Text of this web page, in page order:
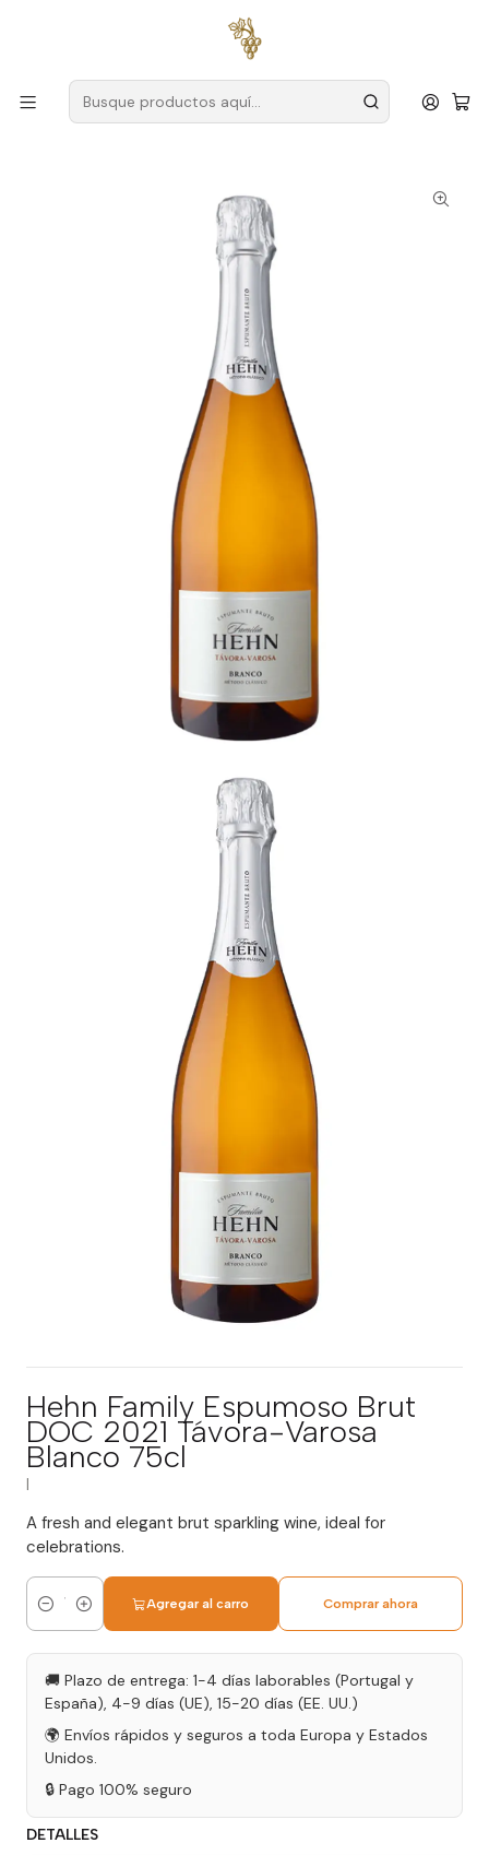
para pedidos superiores a
Productores Távora-Varosa
Familia Hehn
Hehn Family Espumoso Brut DOC 2021 Távora-Varosa
Blanco 75cl
Hehn Family Espumoso Brut
DOC 2021 Távora-Varosa
Blanco 75cl
A fresh and elegant brut sparkling wine, ideal for
celebrations.
Cantidad
Agregar al carro Comprar ahora
🚚 Plazo de entrega: 1-4 días laborables (Portugal y
España), 4-9 días (UE), 15-20 días (EE. UU.)
🌍 Envíos rápidos y seguros a toda Europa y Estados
Unidos.
🔒 Pago 100% seguro
DETALLES